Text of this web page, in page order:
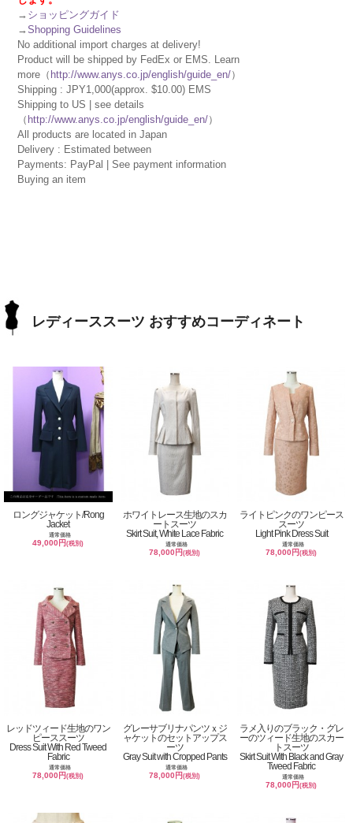
→ ショッピングガイド
→Shopping Guidelines
No additional import charges at delivery!
Product will be shipped by FedEx or EMS. Learn
more（ http://www.anys.co.jp/english/guide_en/）
Shipping : JPY1,000(approx. $10.00) EMS
Shipping to US | see details
（ http://www.anys.co.jp/english/guide_en/）
All products are located in Japan
Delivery : Estimated between
Payments: PayPal | See payment information
Buying an item
レディーススーツ おすすめコーディネート
ロングジャケット/Rong
Jacket
通常価格
49,000円(税別)
ホワイトレース生地のスカ
ートスーツ
Skirt Suit, White Lace Fabric
通常価格
78,000円(税別)
ライトピンクのワンピース
スーツ
Light Pink Dress Suit
通常価格
78,000円(税別)
レッドツィード生地のワン
ピーススーツ
Dress Suit With Red Tweed
Fabric
通常価格
78,000円(税別)
グレーサブリナパンツｘジ
ャケットのセットアップス
ーツ
Gray Suit with Cropped Pants
通常価格
78,000円(税別)
ラメ入りのブラック・グレ
ーのツィード生地のスカー
トスーツ
Skirt Suit With Black and Gray
Tweed Fabric
通常価格
78,000円(税別)